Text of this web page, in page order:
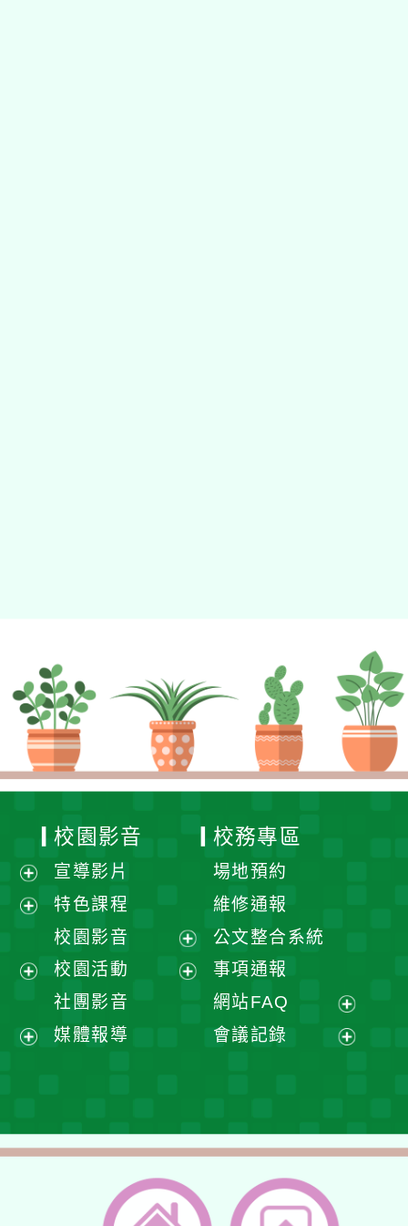
展
開
單
選
選
單
校園影音
宣導影片
特色課程
校園影音
展
校園活動
社團影音
媒體報導
校務專區
場地預約
維修通報
公文整合系統
事項通報
網站FAQ
展
會議記錄
單